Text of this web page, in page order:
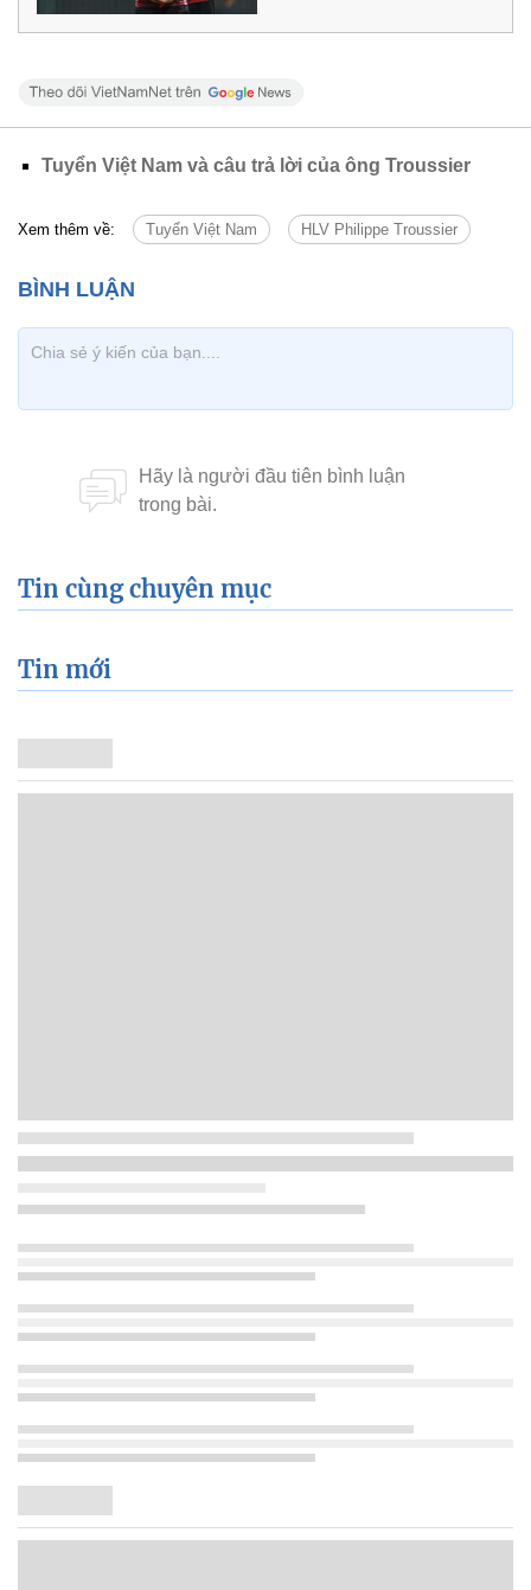
Tuyển Việt Nam và câu trả lời của ông Troussier
Xem thêm về: Tuyển Việt Nam HLV Philippe Troussier
Tin cùng chuyên mục
Tin mới